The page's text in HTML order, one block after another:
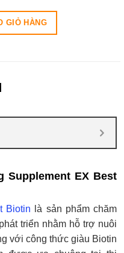
GIỎ HÀNG
Supplement EX Best
Biotin là sản phẩm chăm
triển nhằm hỗ trợ nuôi
với công thức giàu Biotin